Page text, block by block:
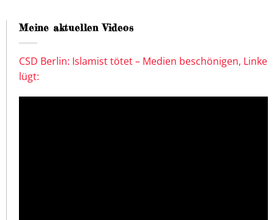
Meine aktuellen Videos
CSD Berlin: Islamist tötet – Medien beschönigen, Linke
lügt: